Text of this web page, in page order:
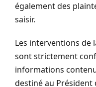
également des
saisir.
Les interventions de
sont strictement
informations
destiné au Président